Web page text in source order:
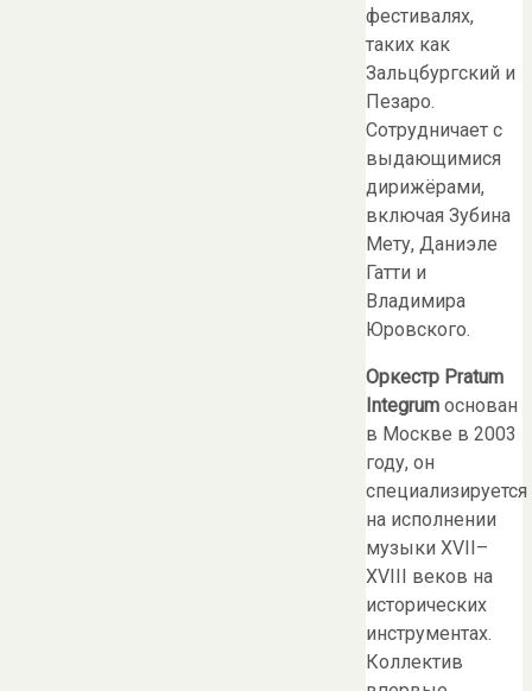
фестивалях,
таких как
Зальцбургский и
Пезаро.
Сотрудничает с
выдающимися
дирижёрами,
включая Зубина
Мету, Даниэле
Гатти и
Владимира
Юровского.
Оркестр Pratum
Integrum основан
в Москве в 2003
году, он
специализируется
на исполнении
музыки XVII–
XVIII веков на
исторических
инструментах.
Коллектив